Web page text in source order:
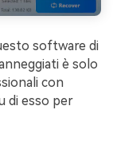
software di
è solo
con
di esso per